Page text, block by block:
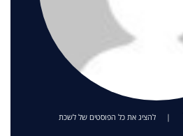
|
להציג את כל הפוסטים של לשכת